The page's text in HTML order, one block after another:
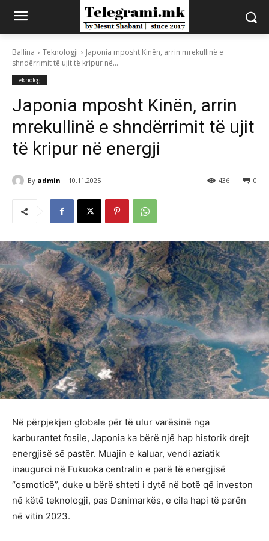
Ballina Teknologji
Japonia mposht Kinën, arrin mrekullinë e
shndërrimit të ujit të kripur në...
Teknologji
Japonia mposht Kinën, arrin
mrekullinë e shndërrimit të ujit
të kripur në energji
By admin 10.11.2025 0
436
Në përpjekjen globale për të ulur varësinë nga
karburantet fosile, Japonia ka bërë një hap historik drejt
energjisë së pastër. Muajin e kaluar, vendi aziatik
inauguroi në Fukuoka centralin e parë të energjisë
“osmoticë”, duke u bërë shteti i dytë në botë që investon
në këtë teknologji, pas Danimarkës, e cila hapi të parën
në vitin 2023.